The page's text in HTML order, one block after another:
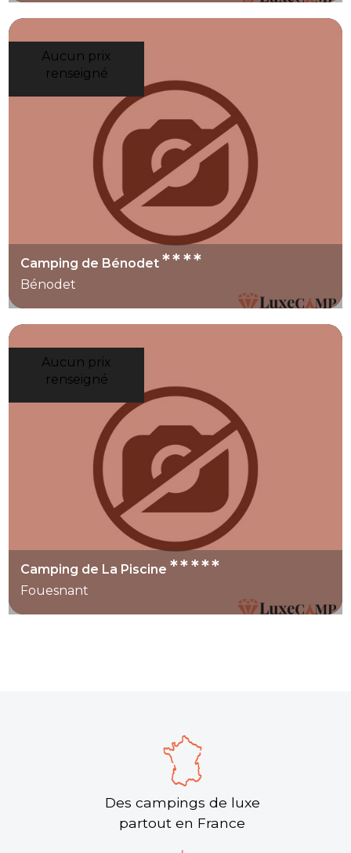
Aucun prix
renseigné
Camping de Bénodet****
Bénodet
Aucun prix
renseigné
Camping de La Piscine*****
Fouesnant
Des campings de luxe
partout en France